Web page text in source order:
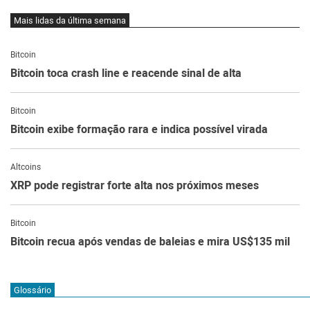
Mais lidas da última semana
Bitcoin
Bitcoin toca crash line e reacende sinal de alta
Bitcoin
Bitcoin exibe formação rara e indica possível virada
Altcoins
XRP pode registrar forte alta nos próximos meses
Bitcoin
Bitcoin recua após vendas de baleias e mira US$135 mil
Glossário